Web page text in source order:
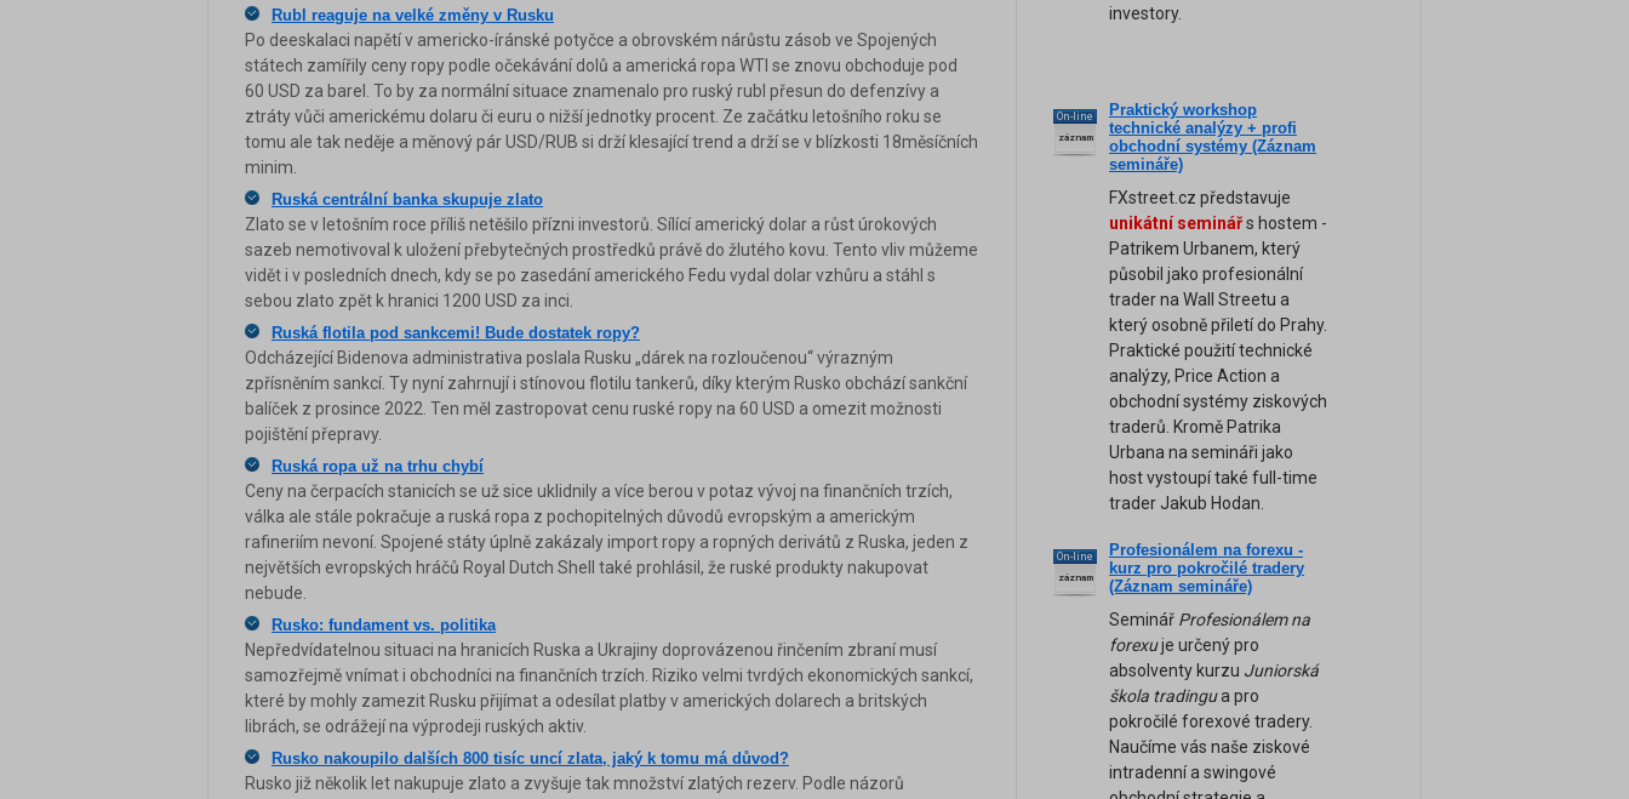
Rubl reaguje na velké změny v Rusku
Po deeskalaci napětí v americko-íránské potyčce a obrovském nárůstu zásob ve Spojených
státech zamířily ceny ropy podle očekávání dolů a americká ropa WTI se znovu obchoduje pod
60 USD za barel. To by za normální situace znamenalo pro ruský rubl přesun do defenzívy a
ztráty vůči americkému dolaru či euru o nižší jednotky procent. Ze začátku letošního roku se
tomu ale tak neděje a měnový pár USD/RUB si drží klesající trend a drží se v blízkosti 18měsíčních
minim.
Ruská centrální banka skupuje zlato
Zlato se v letošním roce příliš netěšilo přízni investorů. Sílící americký dolar a růst úrokových
sazeb nemotivoval k uložení přebytečných prostředků právě do žlutého kovu. Tento vliv můžeme
vidět i v posledních dnech, kdy se po zasedání amerického Fedu vydal dolar vzhůru a stáhl s
sebou zlato zpět k hranici 1200 USD za inci.
Ruská flotila pod sankcemi! Bude dostatek ropy?
Odcházející Bidenova administrativa poslala Rusku „dárek na rozloučenou“ výrazným
zpřísněním sankcí. Ty nyní zahrnují i stínovou flotilu tankerů, díky kterým Rusko obchází sankční
balíček z prosince 2022. Ten měl zastropovat cenu ruské ropy na 60 USD a omezit možnosti
pojištění přepravy.
Ruská ropa už na trhu chybí
Ceny na čerpacích stanicích se už sice uklidnily a více berou v potaz vývoj na finančních trzích,
válka ale stále pokračuje a ruská ropa z pochopitelných důvodů evropským a americkým
rafineriím nevoní. Spojené státy úplně zakázaly import ropy a ropných derivátů z Ruska, jeden z
největších evropských hráčů Royal Dutch Shell také prohlásil, že ruské produkty nakupovat
nebude.
Rusko: fundament vs. politika
Nepředvídatelnou situaci na hranicích Ruska a Ukrajiny doprovázenou řinčením zbraní musí
samozřejmě vnímat i obchodníci na finančních trzích. Riziko velmi tvrdých ekonomických sankcí,
které by mohly zamezit Rusku přijímat a odesílat platby v amerických dolarech a britských
librách, se odrážejí na výprodeji ruských aktiv.
Rusko nakoupilo dalších 800 tisíc uncí zlata, jaký k tomu má důvod?
Rusko již několik let nakupuje zlato a zvyšuje tak množství zlatých rezerv. Podle názorů
investory.
On-line
záznam
Praktický workshop
technické analýzy + profi
obchodní systémy (Záznam
semináře)
FXstreet.cz představuje
unikátní seminářs hostem -
Patrikem Urbanem, který
působil jako profesionální
trader na Wall Streetu a
který osobně přiletí do Prahy.
Praktické použití technické
analýzy, Price Action a
obchodní systémy ziskových
traderů. Kromě Patrika
Urbana na semináři jako
host vystoupí také full-time
trader Jakub Hodan.
On-line
záznam
Profesionálem na forexu -
kurz pro pokročilé tradery
(Záznam semináře)
Seminář Profesionálem na
forexuje určený pro
absolventy kurzu Juniorská
škola tradingua pro
pokročilé forexové tradery.
Naučíme vás naše ziskové
intradenní a swingové